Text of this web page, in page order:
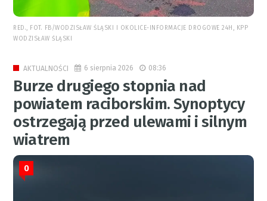
RED., FOT. FB/WODZISŁAW ŚLĄSKI I OKOLICE-INFORMACJE DROGOWE 24H, KPP
WODZISŁAW ŚLĄSKI
AKTUALNOŚCI 6 sierpnia 2026 08:36
Burze drugiego stopnia nad
powiatem raciborskim. Synoptycy
ostrzegają przed ulewami i silnym
wiatrem
0